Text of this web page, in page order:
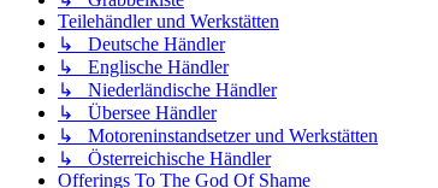
Teilehändler und Werkstätten
↳ Deutsche Händler
↳ Englische Händler
↳ Niederländische Händler
↳ Übersee Händler
↳ Motoreninstandsetzer und Werkstätten
↳ Österreichische Händler
Offerings To The God Of Shame